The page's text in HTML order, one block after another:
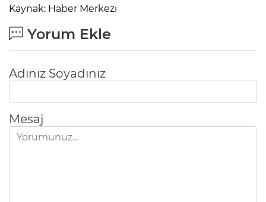
Kaynak: Haber Merkezi
Yorum Ekle
Adınız Soyadınız
Mesaj